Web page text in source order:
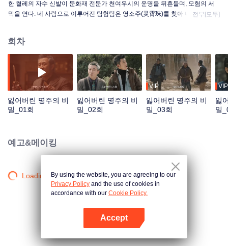
한 켤레의 자수 신발이 문화재 전문가 천여우시의 운명을 뒤흔들며, 모험의 서
막을 연다. 네 사람으로 이루어진 탐험팀은 영소주(灵霄珠)를 찾아 나선 여정에
데…
전부[모두]
회차
잃어버린 명주의 비
밀_01회
잃어버린 명주의 비
밀_02회
VIP
잃어버린 명주의 비
밀_03회
VIP
잃
밀
예고&메이킹
Loading…By using the website, you are agreeing to our
Privacy Policy and the use of cookies in
accordance with our Cookie Policy.
Accept